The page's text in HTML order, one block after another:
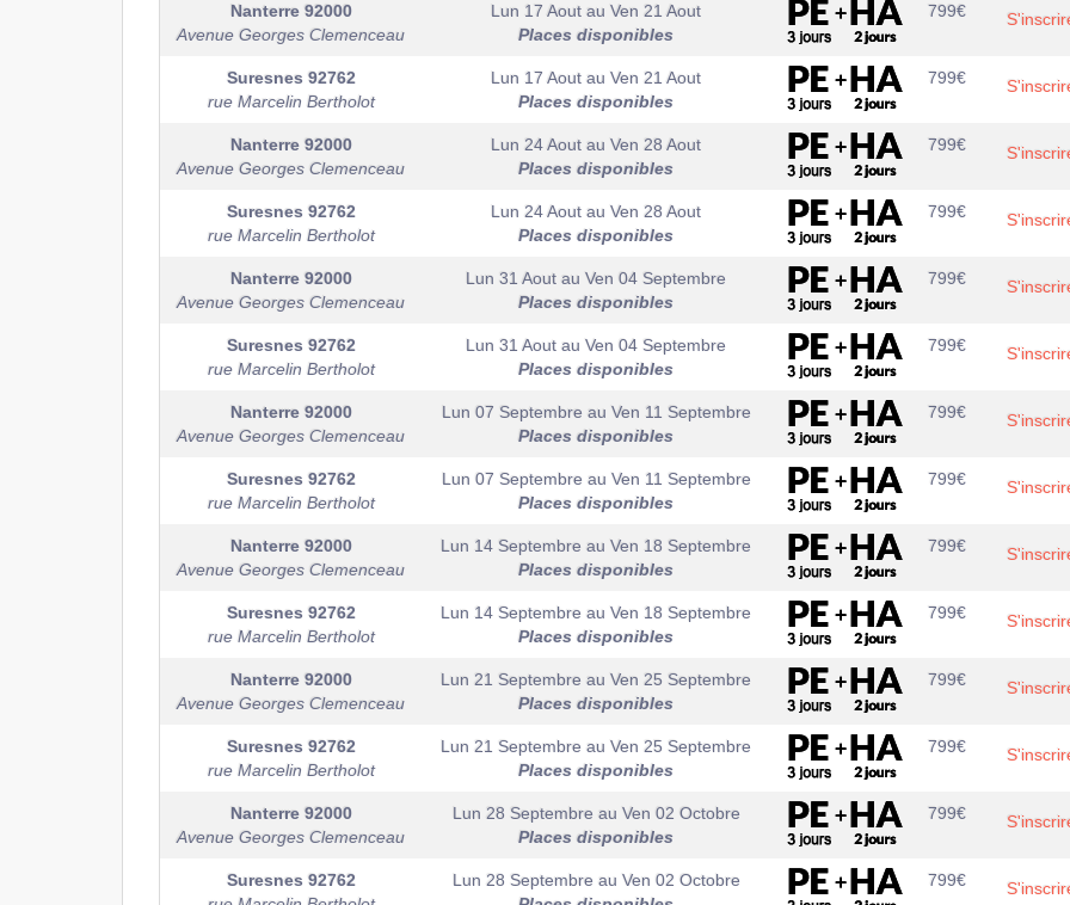
Nanterre 92000
Avenue Georges Clemenceau
Lun 17 Aout au Ven 21 Aout
Places disponibles
799€
Suresnes 92762
rue Marcelin Bertholot
Lun 17 Aout au Ven 21 Aout
Places disponibles
799€
Nanterre 92000
Avenue Georges Clemenceau
Lun 24 Aout au Ven 28 Aout
Places disponibles
799€
Suresnes 92762
rue Marcelin Bertholot
Lun 24 Aout au Ven 28 Aout
Places disponibles
799€
Nanterre 92000
Avenue Georges Clemenceau
Lun 31 Aout au Ven 04 Septembre
Places disponibles
799€
Suresnes 92762
rue Marcelin Bertholot
Lun 31 Aout au Ven 04 Septembre
Places disponibles
799€
Nanterre 92000
Avenue Georges Clemenceau
Lun 07 Septembre au Ven 11 Septembre
Places disponibles
799€
Suresnes 92762
rue Marcelin Bertholot
Lun 07 Septembre au Ven 11 Septembre
Places disponibles
799€
Nanterre 92000
Avenue Georges Clemenceau
Lun 14 Septembre au Ven 18 Septembre
Places disponibles
799€
Suresnes 92762
rue Marcelin Bertholot
Lun 14 Septembre au Ven 18 Septembre
Places disponibles
799€
Nanterre 92000
Avenue Georges Clemenceau
Lun 21 Septembre au Ven 25 Septembre
Places disponibles
799€
Suresnes 92762
rue Marcelin Bertholot
Lun 21 Septembre au Ven 25 Septembre
Places disponibles
799€
Nanterre 92000
Avenue Georges Clemenceau
Lun 28 Septembre au Ven 02 Octobre
Places disponibles
799€
Suresnes 92762
Lun 28 Septembre au Ven 02 Octobre
799€